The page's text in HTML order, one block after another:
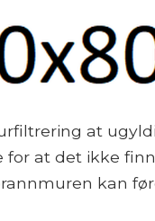
at
for at det ikke
kan